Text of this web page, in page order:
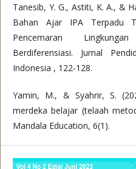
Tanesib, Y. G., Astiti, K. A., &
Bahan Ajar IPA Terpadu
Pencemaran
Berdiferensiasi. Jurnal
Indonesia , 122-128.
Yamin, M., & Syahrir, S.
merdeka belajar (telaah
Mandala Education, 6(1).